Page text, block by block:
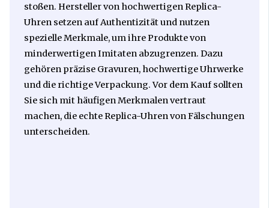
stoßen. Hersteller von hochwertigen Replica-
Uhren setzen auf Authentizität und nutzen
spezielle Merkmale, um ihre Produkte von
minderwertigen Imitaten abzugrenzen. Dazu
gehören präzise Gravuren, hochwertige Uhrwerke
und die richtige Verpackung. Vor dem Kauf sollten
Sie sich mit häufigen Merkmalen vertraut
machen, die echte Replica-Uhren von Fälschungen
unterscheiden.